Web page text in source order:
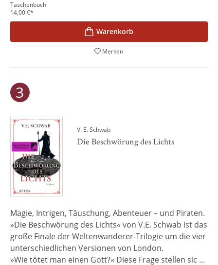
Taschenbuch
14,00€*
Merken
V. E. Schwab
Die Beschwörung des Lichts
Magie, Intrigen, Täuschung, Abenteuer – und Piraten.
»Die Beschwörung des Lichts« von V.E. Schwab ist das
große Finale der Weltenwanderer-Trilogie um die vier
unterschiedlichen Versionen von London.
»Wie tötet man einen Gott?« Diese Frage stellen sic ...